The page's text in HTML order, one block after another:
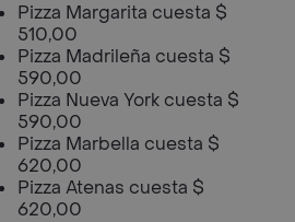
Pizza Margarita cuesta $
510,00
Pizza Madrileña cuesta $
590,00
Pizza Nueva York cuesta $
590,00
Pizza Marbella cuesta $
620,00
Pizza Atenas cuesta $
620,00